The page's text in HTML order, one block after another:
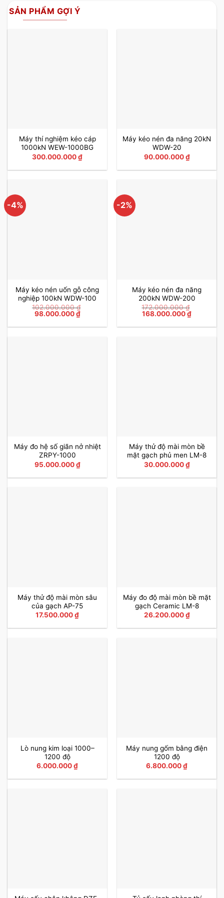
SẢN PHẨM GỢI Ý
Máy thí nghiệm kéo cáp
1000kN WEW-1000BG
300.000.000₫
Máy kéo nén đa năng 20kN
WDW-20
90.000.000₫
-4%
Máy kéo nén uốn gỗ công
nghiệp 100kN WDW-100
102.000.000₫
Giá
là:
98.000.000₫Giá
hiện
tại
-2%
Máy kéo nén đa năng
200kN WDW-200
172.000.000₫
Giá
là:
168.000.000₫Giá
tại
Máy đo hệ số giãn nở nhiệt
ZRPY-1000
95.000.000₫
Máy thử độ mài mòn bề
mặt gạch phủ men LM-8
30.000.000₫
Máy thử độ mài mòn sâu
của gạch AP-75
17.500.000₫
Máy đo độ mài mòn bề mặt
gạch Ceramic LM-8
26.200.000₫
Lò nung kim loại 1000–
1200 độ
6.000.000₫
Máy nung gốm bằng điện
1200 độ
6.800.000₫